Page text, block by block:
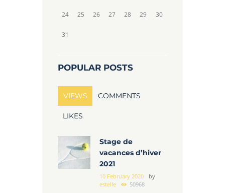
24 25 26 27 28 29 30
31
POPULAR POSTS
VIEWS COMMENTS
LIKES
Stage de
vacances d’hiver
2021
10 February 2020
by
estelle
50968